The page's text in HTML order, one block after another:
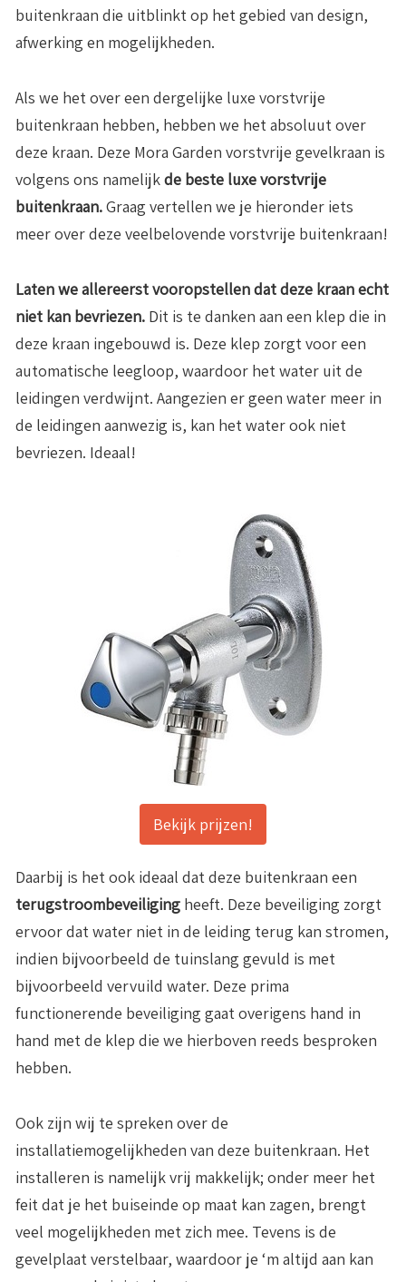
buitenkraan die uitblinkt op het gebied van design,
afwerking en mogelijkheden.
Als we het over een dergelijke luxe vorstvrije
buitenkraan hebben, hebben we het absoluut over
deze kraan. Deze Mora Garden vorstvrije gevelkraan is
volgens ons namelijkde beste luxe vorstvrije
buitenkraan.Graag vertellen we je hieronder iets
meer over deze veelbelovende vorstvrije buitenkraan!
Laten we allereerst vooropstellen dat deze kraan echt
niet kan bevriezen. Dit is te danken aan een klep die in
deze kraan ingebouwd is. Deze klep zorgt voor een
automatische leegloop, waardoor het water uit de
leidingen verdwijnt. Aangezien er geen water meer in
de leidingen aanwezig is, kan het water ook niet
bevriezen. Ideaal!
Bekijk prijzen!
Daarbij is het ook ideaal dat deze buitenkraan een
terugstroombeveiliging heeft. Deze beveiliging zorgt
ervoor dat water niet in de leiding terug kan stromen,
indien bijvoorbeeld de tuinslang gevuld is met
bijvoorbeeld vervuild water. Deze prima
functionerende beveiliging gaat overigens hand in
hand met de klep die we hierboven reeds besproken
hebben.
Ook zijn wij te spreken over de
installatiemogelijkheden van deze buitenkraan. Het
installeren is namelijk vrij makkelijk; onder meer het
feit dat je het buiseinde op maat kan zagen, brengt
veel mogelijkheden met zich mee. Tevens is de
gevelplaat verstelbaar, waardoor je ‘m altijd aan kan